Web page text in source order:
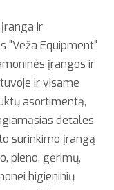
ir
"Veža Equipment"
įrangos ir
ir visame
asortimentą,
detales
surinkimo įrangą
pieno, gėrimų,
higieninių